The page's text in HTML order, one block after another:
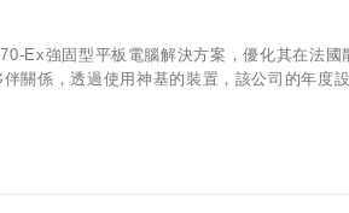
Ex強固型平板電腦解決方案，優化其在法國
關係，透過使用神基的裝置，該公司的年度